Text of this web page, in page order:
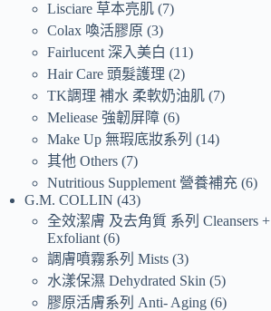
Lisciare 草本亮肌 7
Colax 喚活膠原 3
Fairlucent 深入美白
11
Hair Care 頭髮護理
2
TK調理 補水 柔軟奶油肌 7
Meliease 強韌屏障 6
Make Up 無瑕底妝系列
14
其他 Others 7
Nutritious Supplement 營養補充 6
G.M. COLLIN 43
全效潔膚 及去角質 系列 Cleansers +
Exfoliant 6
調膚噴霧系列 Mists 3
水漾保濕 Dehydrated Skin
5
膠原活膚系列 Anti- Aging 6